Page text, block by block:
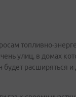
топливно-
улиц, в домах
расширяться